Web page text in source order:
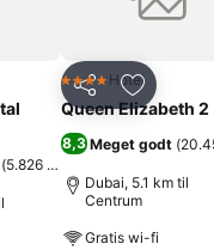
(5.826 bedømmelser
Del Føj til
4 StjernerHotel
Queen Elizabeth 2
8,3 Meget godt (
Dubai, 5.1 km til
Centrum
Gratis wi-fi